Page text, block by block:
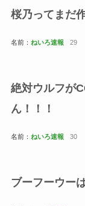
桜乃ってまだ
名前： ねいろ速報 29
絶対ウルフが
ん！！！
名前： ねいろ速報 30
ブーフーウー